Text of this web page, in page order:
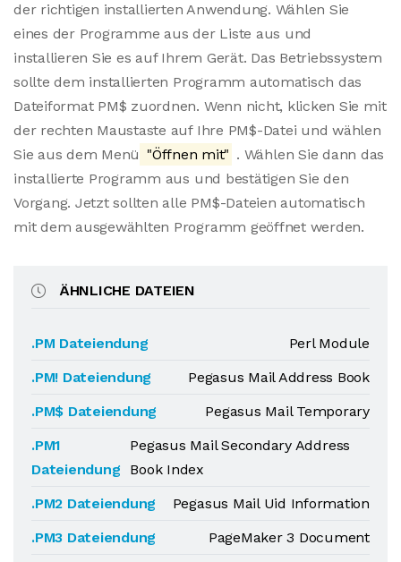
der richtigen installierten Anwendung. Wählen Sie
eines der Programme aus der Liste aus und
installieren Sie es auf Ihrem Gerät. Das Betriebssystem
sollte dem installierten Programm automatisch das
Dateiformat PM$ zuordnen. Wenn nicht, klicken Sie mit
der rechten Maustaste auf Ihre PM$-Datei und wählen
Sie aus dem Menü "Öffnen mit" . Wählen Sie dann das
installierte Programm aus und bestätigen Sie den
Vorgang. Jetzt sollten alle PM$-Dateien automatisch
mit dem ausgewählten Programm geöffnet werden.
ÄHNLICHE DATEIEN
.PM Dateiendung
Perl Module
.PM! Dateiendung
Pegasus Mail Address Book
.PM$ Dateiendung
Pegasus Mail Temporary
.PM1
Dateiendung
Pegasus Mail Secondary Address
Book Index
.PM2 Dateiendung
Pegasus Mail Uid Information
.PM3 Dateiendung
PageMaker 3 Document